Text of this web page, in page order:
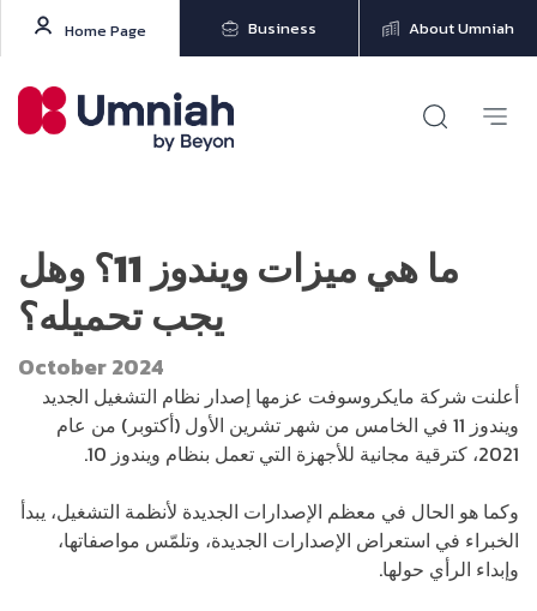
Home Page Business About Umniah
ما هي ميزات ويندوز 11؟ وهل
يجب تحميله؟
October 2024
أعلنت شركة مايكروسوفت عزمها إصدار نظام التشغيل الجديد
ويندوز 11 في الخامس من شهر تشرين الأول (أكتوبر) من عام
2021، كترقية مجانية للأجهزة التي تعمل بنظام ويندوز 10.
وكما هو الحال في معظم الإصدارات الجديدة لأنظمة التشغيل، يبدأ
الخبراء في استعراض الإصدارات الجديدة، وتلمّس مواصفاتها،
وإبداء الرأي حولها.